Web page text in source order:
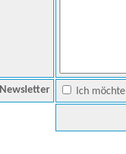
Newsletter Ich